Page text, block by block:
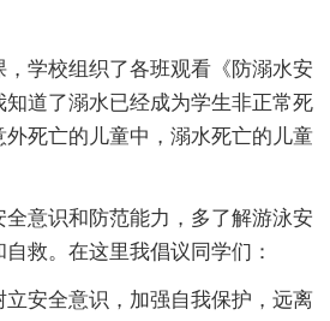
学校组织了各班观看《防溺水安
道了溺水已经成为学生非正常死
死亡的儿童中，溺水死亡的儿童
全意识和防范能力，多了解游泳安
救。在这里我倡议同学们：
安全意识，加强自我保护，远离